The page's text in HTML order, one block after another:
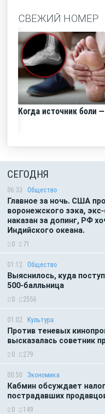
СВЕЖИЙ НОМЕР
Когда источник боли
СЕГОДНЯ
06:33 Общество
Главное за ночь. CША
воронежского зэка,
наказан за допинг, РФ
Индийского океана.
0 71
01:12 Общество
Выяснилось, куда
500-балльница
0 2556
01:02 Культура
Против теневых
высказалась советник
0 279
00:50 Экономика
Кабмин обсуждает
пострадавших
0 149